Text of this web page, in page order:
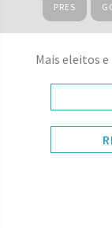
PRES
Mais eleitos